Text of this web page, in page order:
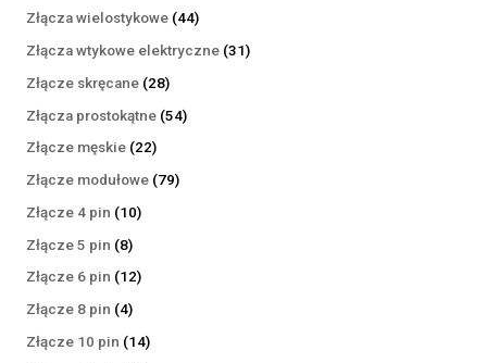
Złącza wielostykowe 4444
produkty
Złącza wtykowe elektryczne 3131
Złącze skręcane 2828
produktów
Złącza prostokątne 5454
Złącze męskie 2222
produkty
Złącze modułowe 7979
Złącze 4 pin 1010
Złącze 5 pin 88
produktów
Złącze 6 pin 1212
Złącze 8 pin 44
produkty
Złącze 10 pin 1414